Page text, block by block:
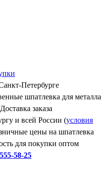
Петербурге
шпатлевка для металла
заказа
и всей России (условия
цены на шпатлевка
для покупки оптом
58-25